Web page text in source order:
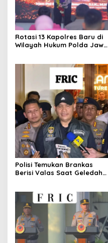
Rotasi 13 Kapolres Baru di
Wilayah Hukum Polda Jawa
Dinamika Organisasi.
Polisi Temukan Brankas
Berisi Valas Saat Geledah